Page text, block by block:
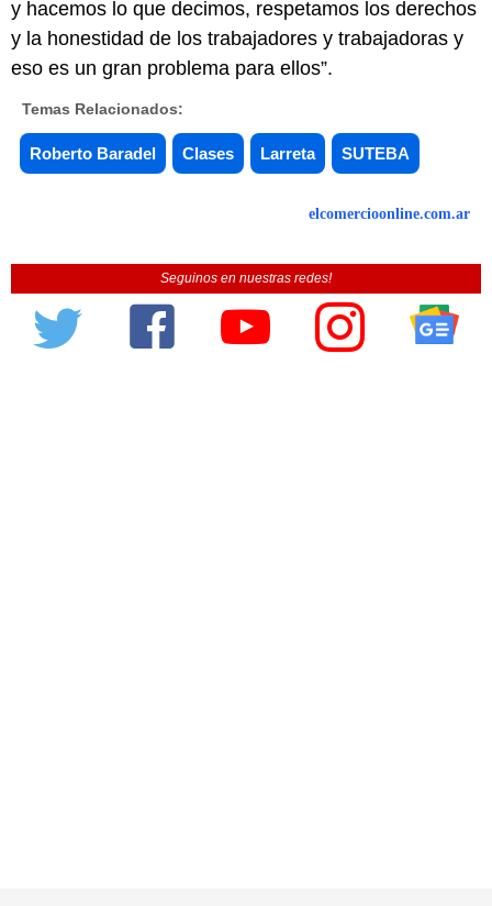
y hacemos lo que decimos, respetamos los derechos
y la honestidad de los trabajadores y trabajadoras y
eso es un gran problema para ellos”.
Temas Relacionados:
Roberto Baradel Clases Larreta SUTEBA
elcomercioonline.com.ar
Seguinos en nuestras redes!